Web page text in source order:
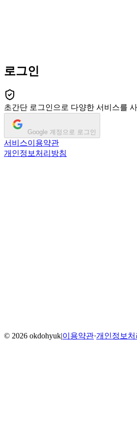
로그인
초간단 로그인으로 다양한 서비스를
Google 계정으로 로그인
서비스이용약관
개인정보처리방침
© 2026 okdohyuk|이용약관·개인정보처